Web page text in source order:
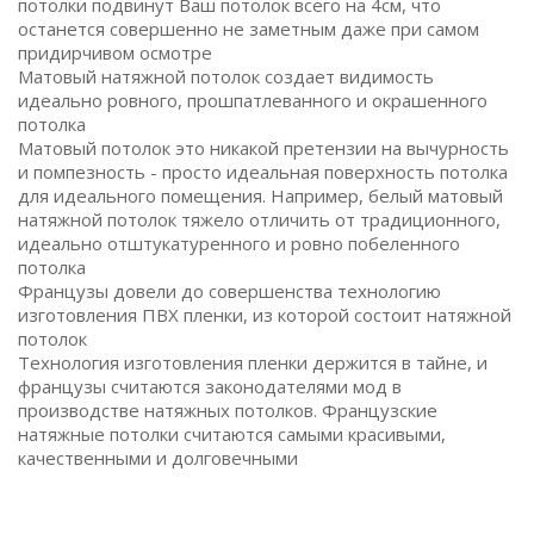
потолки подвинут Ваш потолок всего на 4см, что
останется совершенно не заметным даже при самом
придирчивом осмотре
Матовый натяжной потолок создает видимость
идеально ровного, прошпатлеванного и окрашенного
потолка
Матовый потолок это никакой претензии на вычурность
и помпезность - просто идеальная поверхность потолка
для идеального помещения. Например, белый матовый
натяжной потолок тяжело отличить от традиционного,
идеально отштукатуренного и ровно побеленного
потолка
Французы довели до совершенства технологию
изготовления ПВХ пленки, из которой состоит натяжной
потолок
Технология изготовления пленки держится в тайне, и
французы считаются законодателями мод в
производстве натяжных потолков. Французские
натяжные потолки считаются самыми красивыми,
качественными и долговечными